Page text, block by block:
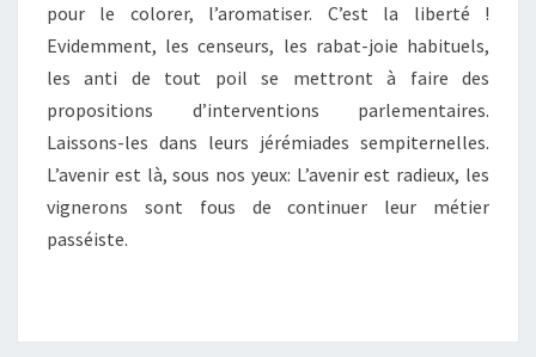
pour le colorer, l’aromatiser. C’est la liberté !
Evidemment, les censeurs, les rabat-joie habituels,
les anti de tout poil se mettront à faire des
propositions d’interventions parlementaires.
Laissons-les dans leurs jérémiades sempiternelles.
L’avenir est là, sous nos yeux: L’avenir est radieux, les
vignerons sont fous de continuer leur métier
passéiste.